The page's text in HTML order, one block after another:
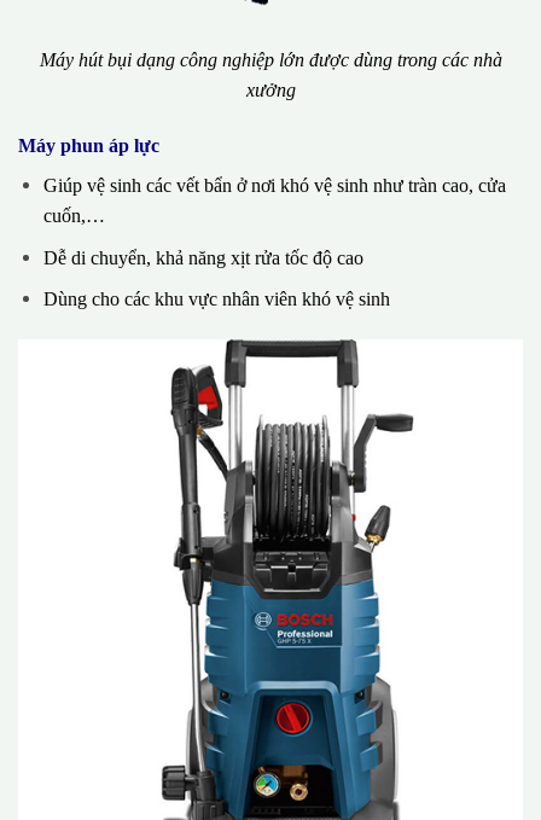
Máy hút bụi dạng công nghiệp lớn được dùng trong các nhà
xưởng
Máy phun áp lực
Giúp vệ sinh các vết bẩn ở nơi khó vệ sinh như tràn cao, cửa
cuốn,…
Dễ di chuyển, khả năng xịt rửa tốc độ cao
Dùng cho các khu vực nhân viên khó vệ sinh